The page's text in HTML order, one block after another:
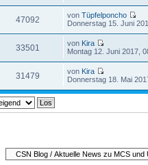
47092 vonTüpfelponcho
Donnerstag 15. Juni
33501 von Kira
Montag 12. Juni 2017,
31479 von Kira
Donnerstag 18. Mai